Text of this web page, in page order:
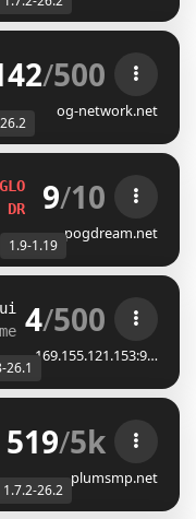
Network | 1.8 - 26.2
NEW DAILY QUESTS
/500
og-network.net
GL O S. NET [ 1.9-1.19
DR MSM + E N
9/10
pogdream.net
1.9-1.19
Claims
1.8 -
for multiplayer
4/500
169.155.121.153:9…
26.1
➜ 26.2
• Lifesteal
519/5k
plumsmp.net
1.7.2-26.2